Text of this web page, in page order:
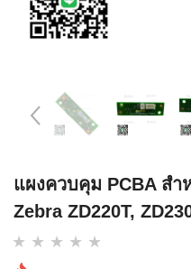
แผงควบคุม PCBA สำ
Zebra ZD220T,